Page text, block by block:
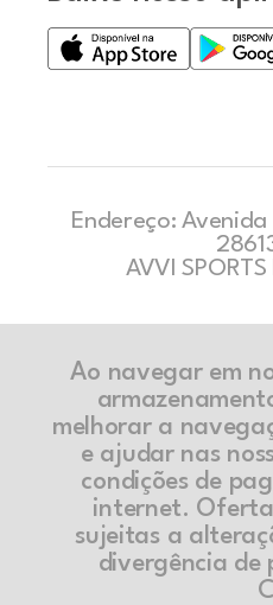
Endereço:
AVVI
Ao navegar em
melhorar a
e ajudar nas
condições de
internet.
sujeitas a
divergência de